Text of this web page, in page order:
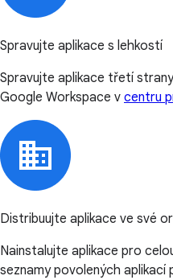
Spravujte aplikace s lehkostí
Spravujte aplikace třetí
Google Workspace v centru
Distribuujte aplikace ve své
Nainstalujte aplikace pro
seznamy povolených aplikací